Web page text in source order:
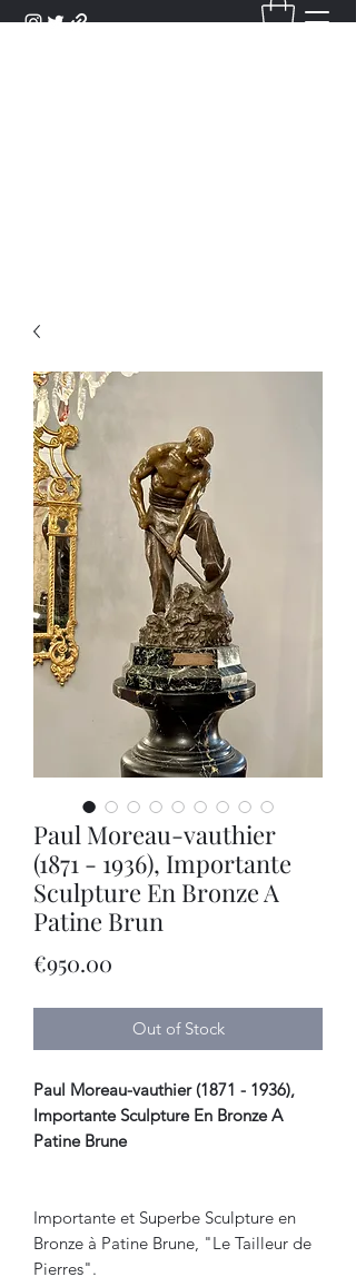
Paul Moreau-vauthier
(1871 - 1936), Importante
Sculpture En Bronze A
Patine Brun
€950.00
Out of Stock
Paul Moreau-vauthier (1871 - 1936),
Importante Sculpture En Bronze A
Patine Brune
Importante et Superbe Sculpture en
Bronze à Patine Brune, "Le Tailleur de
Pierres".